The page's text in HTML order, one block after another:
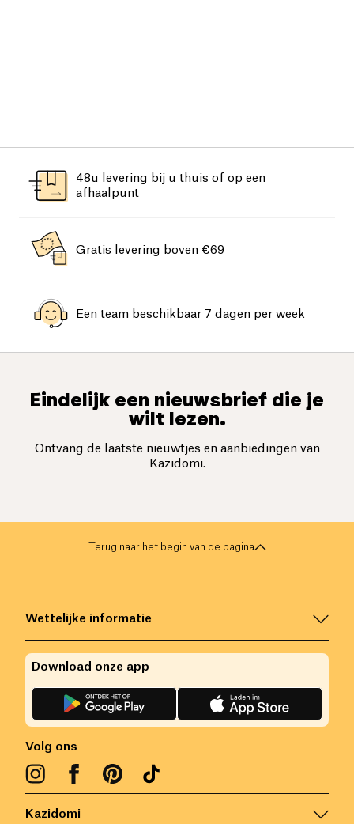
48u levering bij u thuis of op een
afhaalpunt
Gratis levering boven €69
Een team beschikbaar 7 dagen per week
Eindelijk een nieuwsbrief die je
wilt lezen.
Ontvang de laatste nieuwtjes en aanbiedingen van
Kazidomi.
Terug naar het begin van de pagina
Kazidomi
Wettelijke informatie
Volg ons
Download onze app